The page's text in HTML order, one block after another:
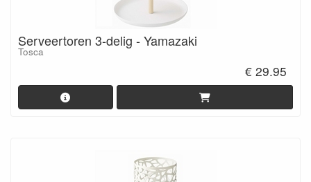
Serveertoren 3-delig - Yamazaki
Tosca
€ 29.95